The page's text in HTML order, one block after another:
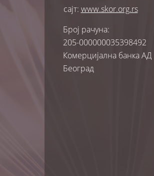
сајт: www.skor.org.rs
Број рачуна:
205-000000035398492
Комерцијална банка АД
Београд